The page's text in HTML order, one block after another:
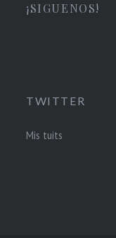
¡SIGUENOS!
TWITTER
Mis tuits